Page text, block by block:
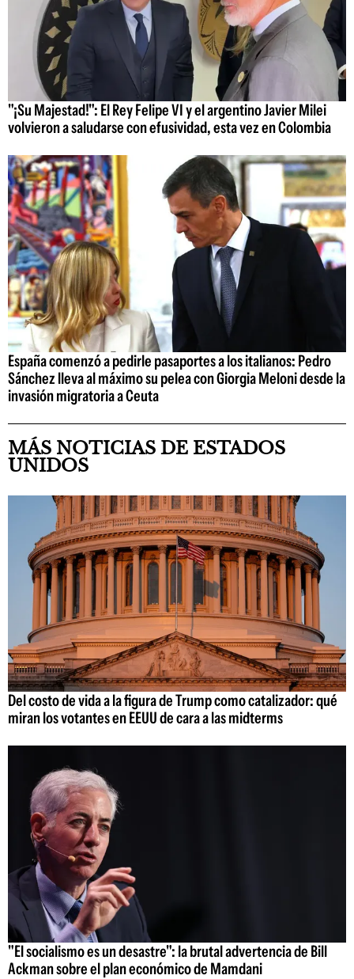
"¡Su Majestad!": El Rey Felipe VI y el argentino Javier Milei
volvieron a saludarse con efusividad, esta vez en Colombia
España comenzó a pedirle pasaportes a los italianos: Pedro
Sánchez lleva al máximo su pelea con Giorgia Meloni desde la
invasión migratoria a Ceuta
MÁS NOTICIAS DE ESTADOS
UNIDOS
Del costo de vida a la figura de Trump como catalizador: qué
miran los votantes en EEUU de cara a las midterms
"El socialismo es un desastre": la brutal advertencia de Bill
Ackman sobre el plan económico de Mamdani